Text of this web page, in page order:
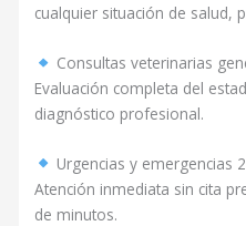
cualquier situación de salud,
Consultas veterinarias
Evaluación completa del
diagnóstico profesional.
Urgencias y emergencias
Atención inmediata sin cita
de minutos.